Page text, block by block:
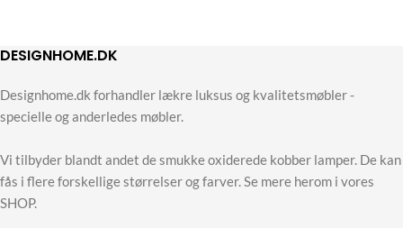
DESIGNHOME.DK
Designhome.dk forhandler lækre luksus og kvalitetsmøbler -
specielle og anderledes møbler.
Vi tilbyder blandt andet de smukke oxiderede kobber lamper. De kan
fås i flere forskellige størrelser og farver. Se mere herom i vores
SHOP.